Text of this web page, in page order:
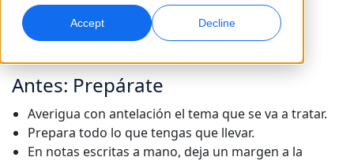
Accept Decline
Transcripción
Convierta audio en acción
Servicios de datos de IA
Potencia la IA con datos de calidad
Ubicaciones
Carreras
Transcripción
Antes: Prepárate
Averigua con antelación el tema que se va a tratar.
Prepara todo lo que tengas que llevar.
En notas escritas a mano, deja un margen a la